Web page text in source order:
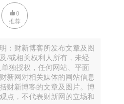
本土化中遇到的文化差异难
的是，阎鹤祥算作德云社
”，毕业于北京工业大学通信
的网络工程师，26岁卡着年
友评价，他的相声中关心时
子的气质远远多于娱乐明星的
0
推荐
财新博客所发布文章及图
/或相关权利人所有，未经
独授权，任何网站、平面
新网对相关媒体的网站信息
财新博客的文章及图片。博
点，不代表财新网的立场和